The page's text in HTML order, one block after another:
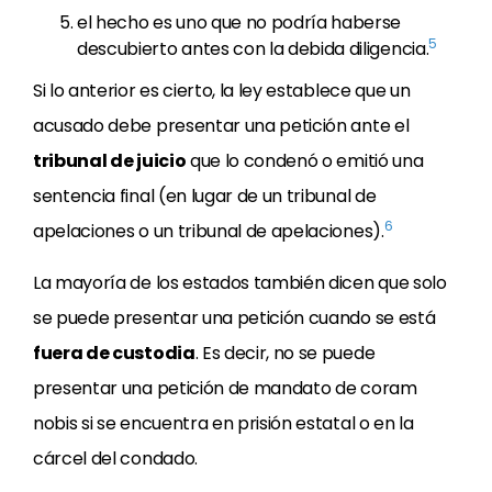
el hecho es uno que no podría haberse
descubierto antes con la debida diligencia.5
Si lo anterior es cierto, la ley establece que un
acusado debe presentar una petición ante el
tribunal de juicioque lo condenó o emitió una
sentencia final (en lugar de un tribunal de
apelaciones o un tribunal de apelaciones).6
La mayoría de los estados también dicen que solo
se puede presentar una petición cuando se está
fuera de custodia. Es decir, no se puede
presentar una petición de mandato de coram
nobis si se encuentra en prisión estatal o en la
cárcel del condado.